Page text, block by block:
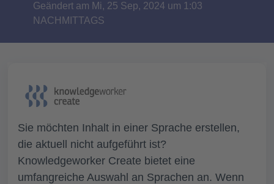
Geändert am Mi, 25 Sep, 2024 um 1:03
NACHMITTAGS
Sie möchten Inhalt in einer Sprache erstellen,
die aktuell nicht aufgeführt ist?
Knowledgeworker Create bietet eine
umfangreiche Auswahl an Sprachen an. Wenn